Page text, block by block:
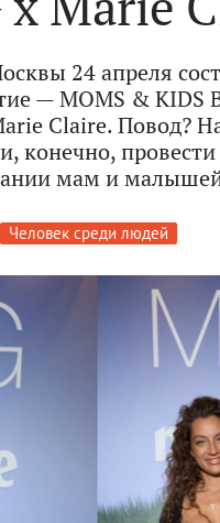
24 апреля
— MOMS & KIDS
Claire. Повод?
конечно,
мам и
Человек среди людей